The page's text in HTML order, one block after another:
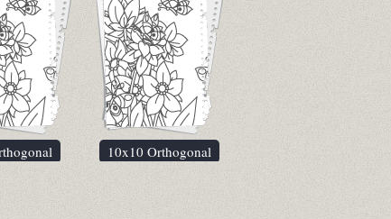
10x10 Orthogonal